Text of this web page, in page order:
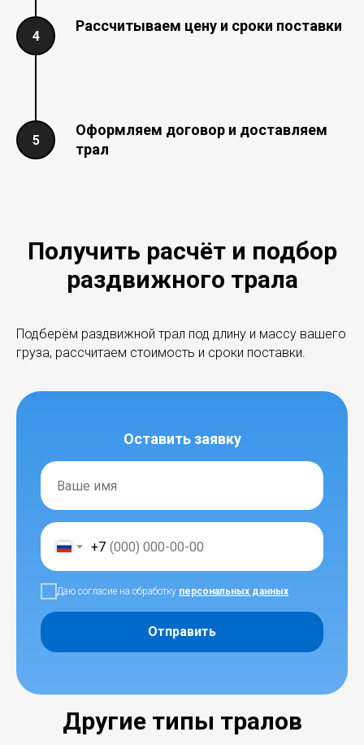
Рассчитываем цену и сроки поставки
Оформляем договор и доставляем
трал
Получить расчёт и подбор
раздвижного трала
Подберём раздвижной трал под длину и массу вашего
груза, рассчитаем стоимость и сроки поставки.
Оставить заявку
+7
Даю согласие на обработку персональных данных
Отправить
Другие типы тралов